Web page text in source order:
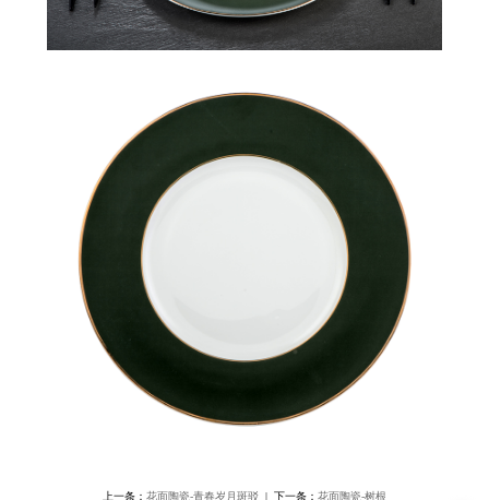
上一条： 花面陶瓷-青春岁月斑驳 | 下一条： 花面陶瓷-树根